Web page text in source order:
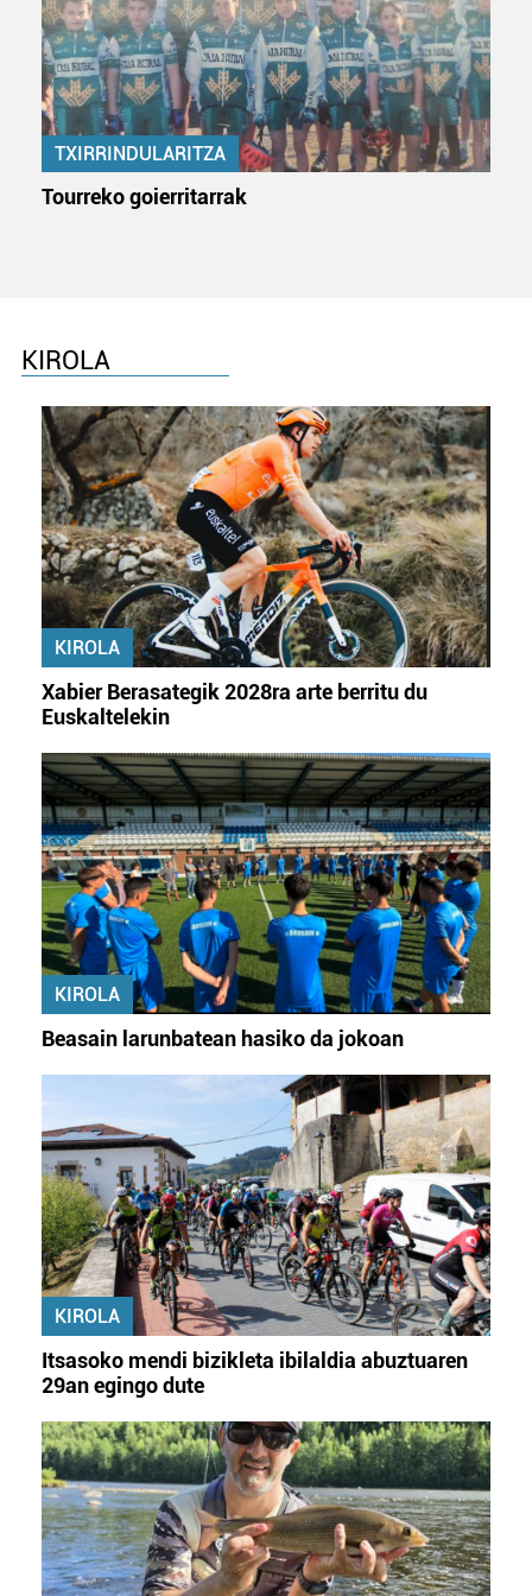
pertsonalizatuak eskaintzeko, iragarkiak eta edukia
neurtzeko, jendeari buruzko informazioa biltzeko eta
produktuak garatzeko. Zure datuak nork eta zertarako
erabiltzen dituen hauta dezakezu.
Bazkide batzuek ez dizute baimenik eskatzen, eta beren
bazkideen zerrenda, beren ustez zein helburutarako
buruzko informazio gehiago eta ezarri zure lehentasunak
datuen atalean. Edozein unetan alda edo ken dezakezu
zure baimena Cookieen adierazpenean.
Webgune honek cookie propioak eta hirugarrenen cookie-
fitxategiak erabiltzen ditu. Zure esperientzia eta
zerbitzuak hobetzeko asmoz, cookie teknologiaz
baliatzen gara. Ohar hau onartuz gero, teknologia hori
erabiltzeko baimen esplizitua ematen diguzu.Gehiago
irakurri
TXIRRINDULARITZA
Tourreko goierritarrak
KIROLA
KIROLA
Xabier Berasategik 2028ra arte berritu du
Euskaltelekin
KIROLA
Beasain larunbatean hasiko da jokoan
KIROLA
Itsasoko mendi bizikleta ibilaldia abuztuaren
29an egingo dute